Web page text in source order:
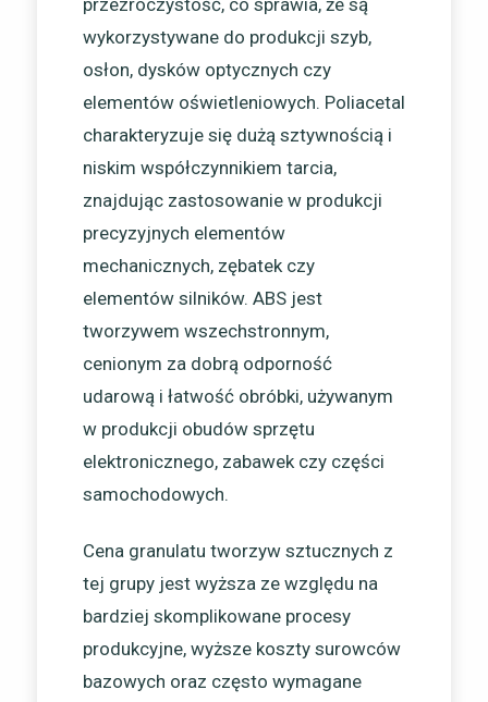
przezroczystość, co sprawia, że są
wykorzystywane do produkcji szyb,
osłon, dysków optycznych czy
elementów oświetleniowych. Poliacetal
charakteryzuje się dużą sztywnością i
niskim współczynnikiem tarcia,
znajdując zastosowanie w produkcji
precyzyjnych elementów
mechanicznych, zębatek czy
elementów silników. ABS jest
tworzywem wszechstronnym,
cenionym za dobrą odporność
udarową i łatwość obróbki, używanym
w produkcji obudów sprzętu
elektronicznego, zabawek czy części
samochodowych.
Cena granulatu tworzyw sztucznych z
tej grupy jest wyższa ze względu na
bardziej skomplikowane procesy
produkcyjne, wyższe koszty surowców
bazowych oraz często wymagane